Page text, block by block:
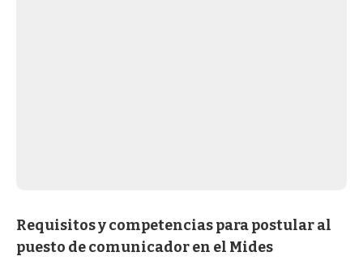
Requisitos y competencias para postular al
puesto de comunicador en el Mides